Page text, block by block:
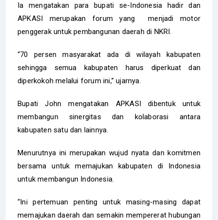
Ia mengatakan para bupati se-Indonesia hadir dan
APKASI merupakan forum yang menjadi motor
penggerak untuk pembangunan daerah di NKRI.
“70 persen masyarakat ada di wilayah kabupaten
sehingga semua kabupaten harus diperkuat dan
diperkokoh melalui forum ini,” ujarnya.
Bupati John mengatakan APKASI dibentuk untuk
membangun sinergitas dan kolaborasi antara
kabupaten satu dan lainnya.
Menurutnya ini merupakan wujud nyata dan komitmen
bersama untuk memajukan kabupaten di Indonesia
untuk membangun Indonesia.
“Ini pertemuan penting untuk masing-masing dapat
memajukan daerah dan semakin mempererat hubungan